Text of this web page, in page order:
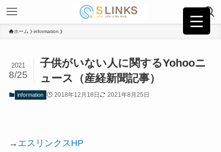
ホーム information
子供がいない人に関するYohooニ
ュース（産経新聞記事）
2021
8/25
information 2018年12月18日 2021年8月25日
→ エスリンクスHP